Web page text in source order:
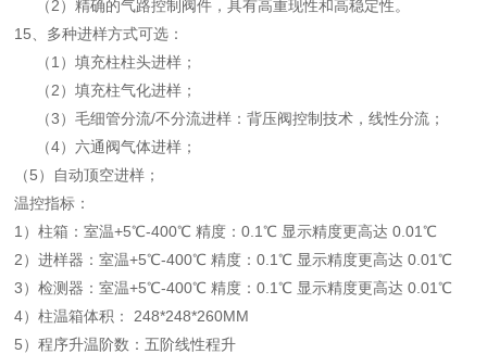
（2）精确的气路控制阀件，具有高重现性和高稳定性。
15、多种进样方式可选：
（1）填充柱柱头进样；
（2）填充柱气化进样；
（3）毛细管分流/不分流进样：背压阀控制技术，线性分流；
（4）六通阀气体进样；
（5）自动顶空进样；
温控指标：
1）柱箱：室温+5℃-400℃ 精度：0.1℃ 显示精度更高达 0.01℃
2）进样器：室温+5℃-400℃ 精度：0.1℃ 显示精度更高达 0.01℃
3）检测器：室温+5℃-400℃ 精度：0.1℃ 显示精度更高达 0.01℃
4）柱温箱体积： 248*248*260MM
5）程序升温阶数：五阶线性程升